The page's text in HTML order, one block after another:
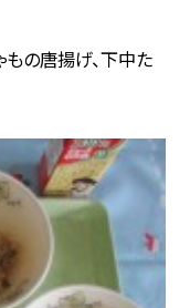
もの唐揚げ、下中た